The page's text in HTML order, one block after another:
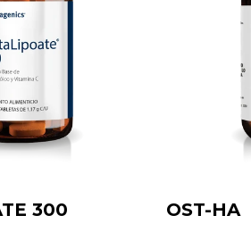
300 OST-HA